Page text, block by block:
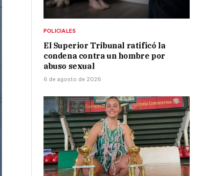
POLICIALES
El Superior Tribunal ratificó la
condena contra un hombre por
abuso sexual
6 de agosto de 2026